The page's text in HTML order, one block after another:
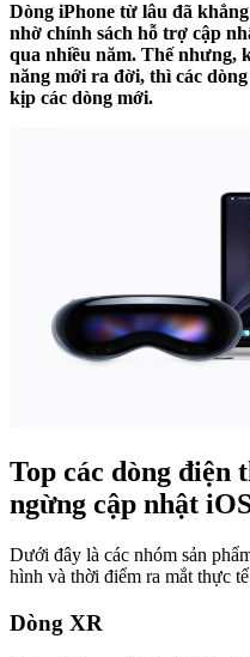
Dòng iPhone từ lâu đã
nhờ chính sách hỗ trợ cập
qua nhiều năm. Thế nhưng,
năng mới ra đời, thì các
kịp các dòng mới.
Top các dòng điện
ngừng cập nhật
Dưới đây là các nhóm sản
hình và thời điểm ra mắt thực
Dòng XR